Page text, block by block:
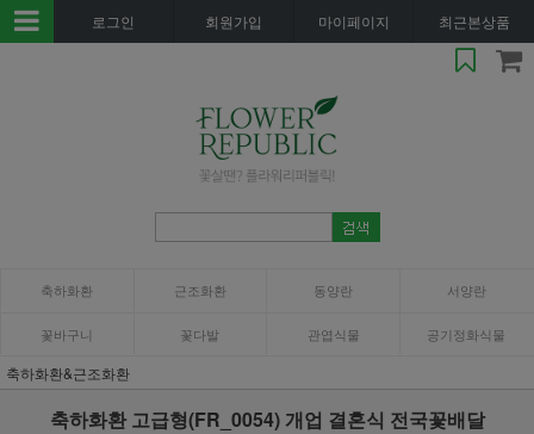
로그인 회원가입 마이페이지 최근본상품
축하화환 근조화환 동양란 서양란
꽃바구니 꽃다발 관엽식물 공기정화식물
축하화환&근조화환
축하화환 고급형(FR_0054) 개업 결혼식 전국꽃배달